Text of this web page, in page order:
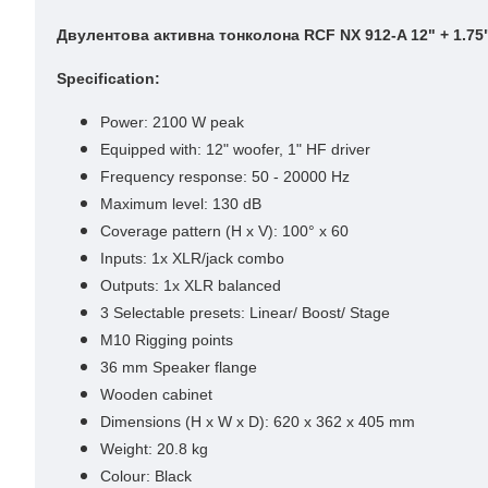
Двулентова активна тонколона RCF NX 912-A 12" +
Specification:
Power: 2100 W peak
Equipped with: 12" woofer, 1" HF driver
Frequency response: 50 - 20000 Hz
Maximum level: 130 dB
Coverage pattern (H x V): 100° x 60
Inputs: 1x XLR/jack combo
Outputs: 1x XLR balanced
3 Selectable presets: Linear/ Boost/ Stage
M10 Rigging points
36 mm Speaker flange
Wooden cabinet
Dimensions (H x W x D): 620 x 362 x 405 mm
Weight: 20.8 kg
Colour: Black